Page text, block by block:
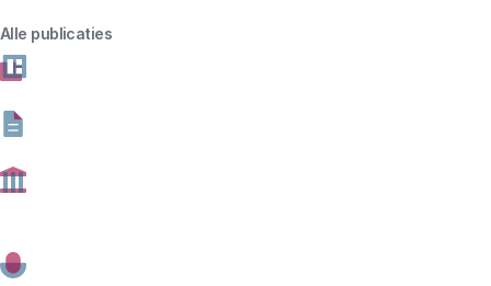
Alle publicaties
zetten op een rij hoeveel zij uitgeven aan Research &
Development (R&D) en onderzoek.
06 JANUARI 2026